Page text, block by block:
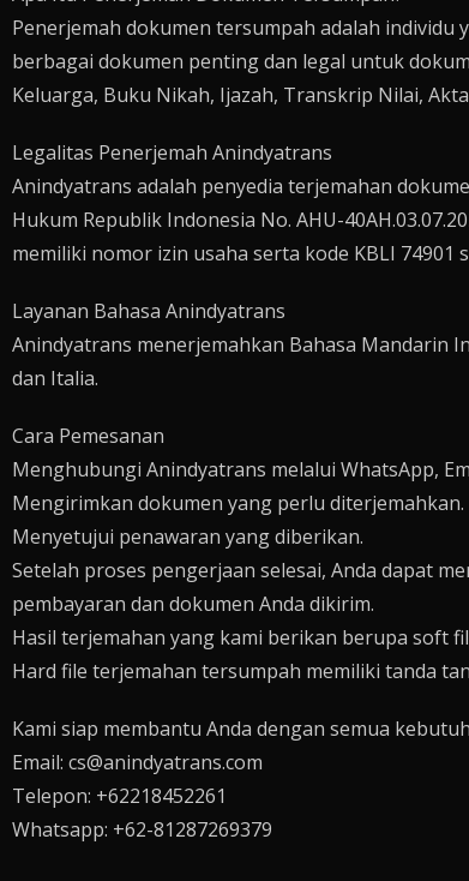
Penerjemah dokumen tersumpah adalah
berbagai dokumen penting dan legal untuk
Keluarga, Buku Nikah, Ijazah, Transkrip Nilai,
Legalitas Penerjemah Anindyatrans
Anindyatrans adalah penyedia terjemahan
Hukum Republik Indonesia No. AHU-
memiliki nomor izin usaha serta kode KBLI
Layanan Bahasa Anindyatrans
Anindyatrans menerjemahkan Bahasa Mandarin
dan Italia.
Cara Pemesanan
Menghubungi Anindyatrans melalui WhatsApp,
Mengirimkan dokumen yang perlu diterjemahkan.
Menyetujui penawaran yang diberikan.
Setelah proses pengerjaan selesai, Anda dapat
pembayaran dan dokumen Anda dikirim.
Hasil terjemahan yang kami berikan berupa soft
Hard file terjemahan tersumpah memiliki tanda
Kami siap membantu Anda dengan semua
Email: cs@anindyatrans.com
Telepon: +62218452261
Whatsapp: +62-81287269379